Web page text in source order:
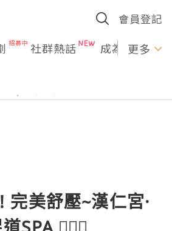
會員登記
社群熱話 成為U更多
完美舒壓~漢仁宮·